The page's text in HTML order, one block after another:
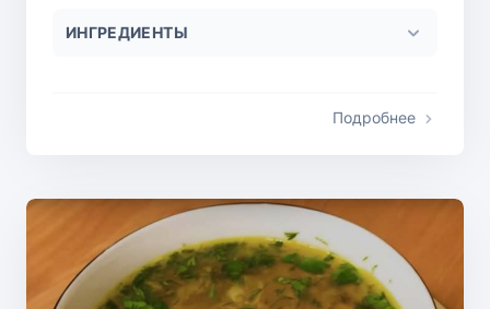
ИНГРЕДИЕНТЫ
Подробнее